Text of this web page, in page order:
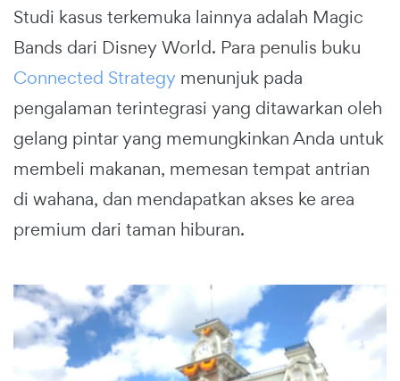
Studi kasus terkemuka lainnya adalah Magic
Bands dari Disney World. Para penulis buku
Connected Strategy menunjuk pada
pengalaman terintegrasi yang ditawarkan oleh
gelang pintar yang memungkinkan Anda untuk
membeli makanan, memesan tempat antrian
di wahana, dan mendapatkan akses ke area
premium dari taman hiburan.